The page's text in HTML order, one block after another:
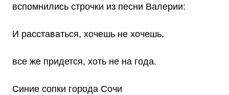
вспомнились строчки из песни Валерии:
И расставаться, хочешь не хочешь,
все же придется, хоть не на года.
Синие сопки города Сочи